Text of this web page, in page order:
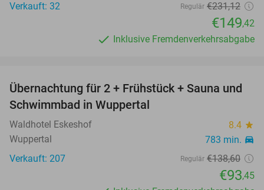
Verkauft: 32 Regulär €231,12
€149,42
Inklusive Fremdenverkehrsabgabe
33%
Übernachtung für 2 + Frühstück + Sauna und
Schwimmbad in Wuppertal
Waldhotel Eskeshof 8.4 star
Wuppertal 783 min. directions_car
Verkauft: 207 Regulär €138,60
€93,45